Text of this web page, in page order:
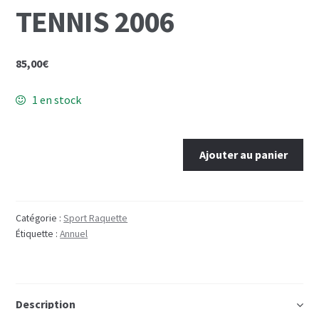
Mon Compte
TENNIS 2006
85,00€
1 en stock
Ajouter au panier
Catégorie :Sport Raquette
Étiquette :Annuel
Description